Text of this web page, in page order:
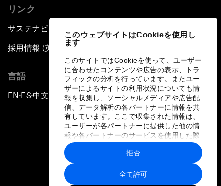
このウェブサイトはCookieを使用し
ます
このサイトではCookieを使って、ユーザー
に合わせたコンテンツや広告の表示、トラ
フィックの分析を行っています。またユー
ザーによるサイトの利用状況についても情
報を収集し、ソーシャルメディアや広告配
信、データ解析の各パートナーに情報を共
有しています。ここで収集された情報は、
ユーザーが各パートナーに提供した他の情
報や各パートナーのサービスを使用した際
に収集された情報と組み合わされ、各パー
トナーによって使用されることがありま
す。
全て許可
拒否
リンク
サステナビリティへの取り組み
採用情報 (英語のみ)
言語
EN ▪ES▪中文▪ 日本語
プライバシーポリシーと利用規約
サイトマップ